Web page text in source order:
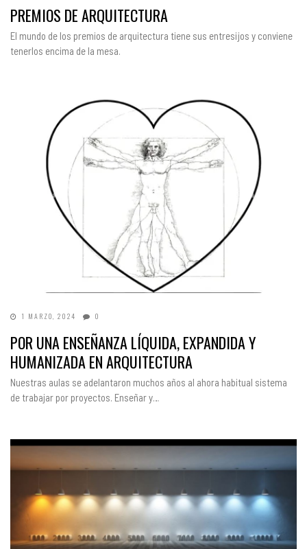
PREMIOS DE ARQUITECTURA
El mundo de los premios de arquitectura tiene sus entresijos y conviene
tenerlos encima de la mesa.
1 MARZO, 2024 0
POR UNA ENSEÑANZA LÍQUIDA, EXPANDIDA Y
HUMANIZADA EN ARQUITECTURA
Nuestras aulas se adelantaron muchos años al ahora habitual sistema
de trabajar por proyectos. Enseñar y…